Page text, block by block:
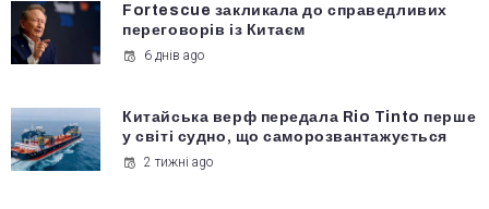
Fortescue закликала до справедливих
переговорів із Китаєм
6 днів ago
Китайська верф передала Rio Tinto перше
у світі судно, що саморозвантажується
2 тижні ago